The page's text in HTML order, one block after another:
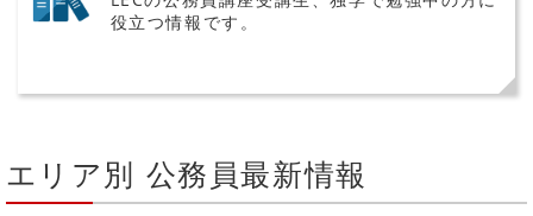
役立つ情報です。
エリア別 公務員最新情報